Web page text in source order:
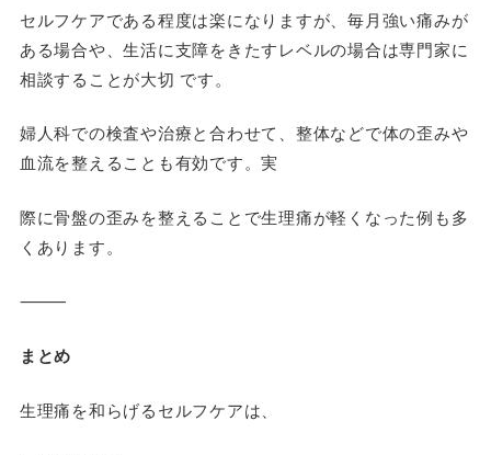
セルフケアである程度は楽になりますが、毎月強い痛みが
ある場合や、生活に支障をきたすレベルの場合は専門家に
相談することが大切 です。
婦人科での検査や治療と合わせて、整体などで体の歪みや
血流を整えることも有効です。実
際に骨盤の歪みを整えることで生理痛が軽くなった例も多
くあります。
⸻
まとめ
生理痛を和らげるセルフケアは、